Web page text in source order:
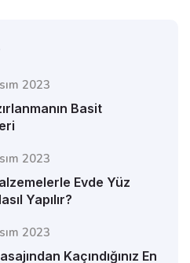
2023
Basit
2023
Evde Yüz
Yapılır?
2023
Kaçındığınız En